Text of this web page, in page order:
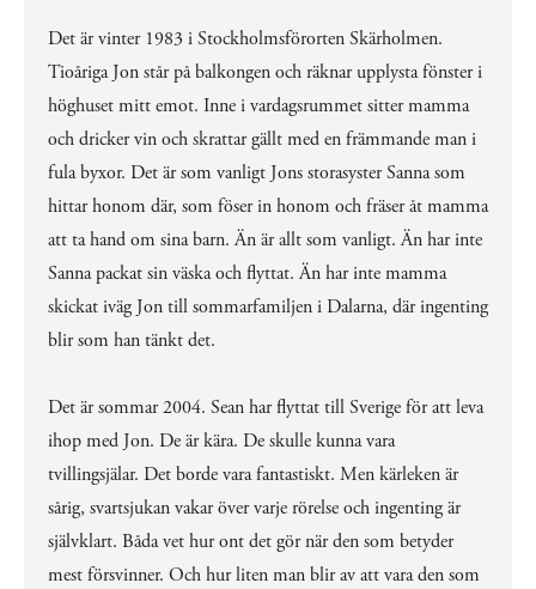
Det är vinter 1983 i Stockholmsförorten Skärholmen.
Tioåriga Jon står på balkongen och räknar upplysta fönster i
höghuset mitt emot. Inne i vardagsrummet sitter mamma
och dricker vin och skrattar gällt med en främmande man i
fula byxor. Det är som vanligt Jons storasyster Sanna som
hittar honom där, som föser in honom och fräser åt mamma
att ta hand om sina barn. Än är allt som vanligt. Än har inte
Sanna packat sin väska och flyttat. Än har inte mamma
skickat iväg Jon till sommarfamiljen i Dalarna, där ingenting
blir som han tänkt det.
Det är sommar 2004. Sean har flyttat till Sverige för att leva
ihop med Jon. De är kära. De skulle kunna vara
tvillingsjälar. Det borde vara fantastiskt. Men kärleken är
sårig, svartsjukan vakar över varje rörelse och ingenting är
självklart. Båda vet hur ont det gör när den som betyder
mest försvinner. Och hur liten man blir av att vara den som